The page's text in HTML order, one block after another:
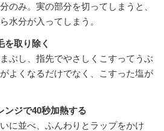
のみ。実の部分を切ってしまうと、
水分が入ってしまう。
を取り除く
ぶし、指先でやさしくこすってうぶ
よくなるだけでなく、こすった塩が
ンジで40秒加熱する
に並べ、ふんわりとラップをかけ